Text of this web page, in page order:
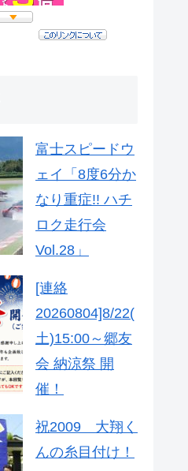
富士スピードウ
ェイ「8度6分か
なり重症!! ハチ
ロク走行会
Vol.28」
[連絡
20260804]8/22(
土)15:00～郷友
会 納涼祭 開
催！
祝2009 大翔く
んの糸目付け！